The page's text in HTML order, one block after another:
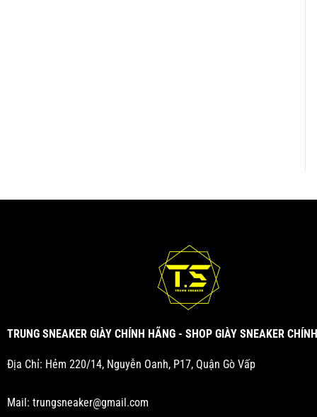
TRUNG SNEAKER GIÀY CHÍNH HÃNG - SHOP GIÀY SNEAKER
Địa Chỉ: Hẻm 220/14, Nguyễn Oanh, P17, Quận Gò Vấp
Mail: trungsneaker@gmail.com